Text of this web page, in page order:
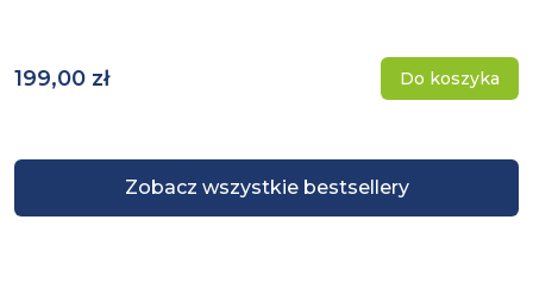
Zobacz wszystkie bestsellery
199,00 zł Do koszyka